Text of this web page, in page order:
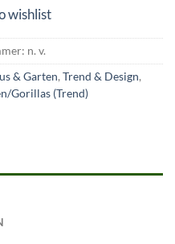
wishlist
n. v.
& Garten, Trend & Design,
Gorillas (Trend)